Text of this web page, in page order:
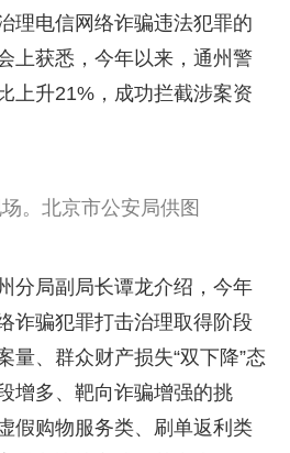
理电信网络诈骗违法犯罪的
上获悉，今年以来，通州警
上升21%，成功拦截涉案资
。北京市公安局供图
分局副局长谭龙介绍，今年
诈骗犯罪打击治理取得阶段
量、群众财产损失“双下降”态
增多、靶向诈骗增强的挑
假购物服务类、刷单返利类